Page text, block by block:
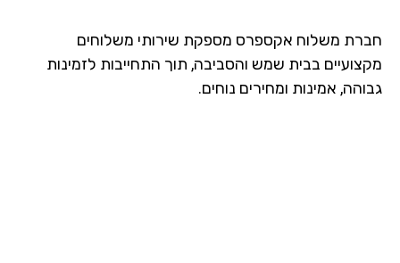
משלוח אקספרס מספקת שירותי משלוחים
בבית שמש והסביבה, תוך התחייבות לזמינות
אמינות ומחירים נוחים.